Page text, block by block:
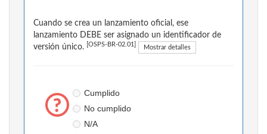
Cuando se crea un lanzamiento oficial, ese
lanzamiento DEBE ser asignado un identificador de
versión único.
[OSPS-BR-02.01] Mostrar detalles
Cumplido
No cumplido
N/A